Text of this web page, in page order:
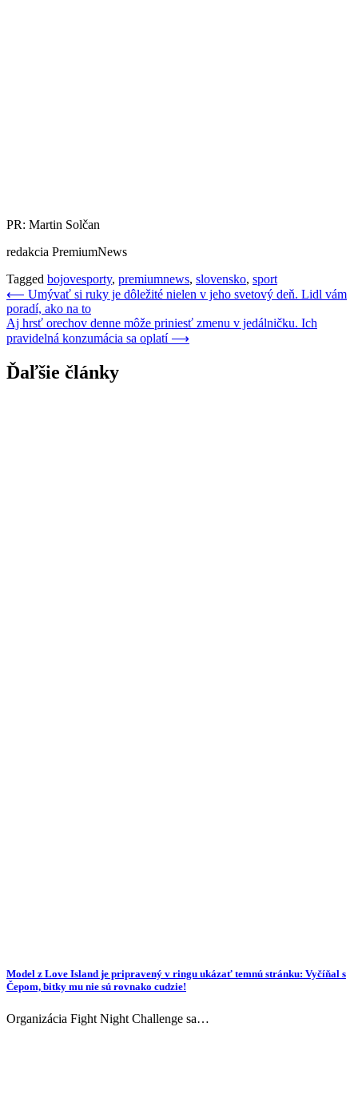
PR: Martin Solčan
redakcia PremiumNews
Tagged bojovesporty, premiumnews, slovensko, sport
Navigácia
v
článku
⟵ Umývať si ruky je dôležité nielen v jeho svetový deň. Lidl vám
poradí, ako na to
Aj hrsť orechov denne môže priniesť zmenu v jedálničku. Ich
pravidelná konzumácia sa oplatí ⟶
Ďaľšie články
Model z Love Island je pripravený v ringu ukázať temnú stránku: Vyčíňal s
Čepom, bitky mu nie sú rovnako cudzie!
Organizácia Fight Night Challenge sa…